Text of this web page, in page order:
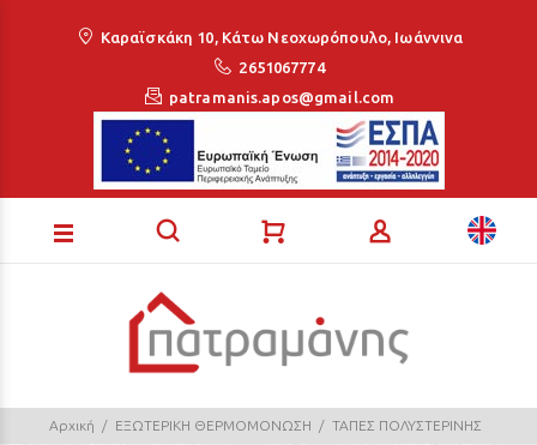
Καραϊσκάκη 10, Κάτω Νεοχωρόπουλο, Ιωάννινα
2651067774
patramanis.apos@gmail.com
Αρχική ΕΞΩΤΕΡΙΚΗ ΘΕΡΜΟΜΟΝΩΣΗ ΤΑΠΕΣ ΠΟΛΥΣΤΕΡΙΝΗΣ